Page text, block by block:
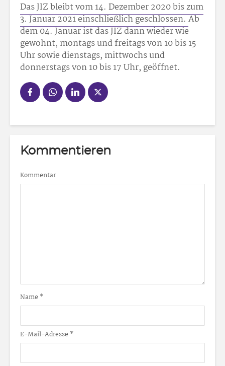
Das JIZ bleibt vom 14. Dezember 2020 bis zum
3. Januar 2021 einschließlich geschlossen. Ab
dem 04. Januar ist das JIZ dann wieder wie
gewohnt, montags und freitags von 10 bis 15
Uhr sowie dienstags, mittwochs und
donnerstags von 10 bis 17 Uhr, geöffnet.
Kommentieren
Kommentar
Name *
E-Mail-Adresse *